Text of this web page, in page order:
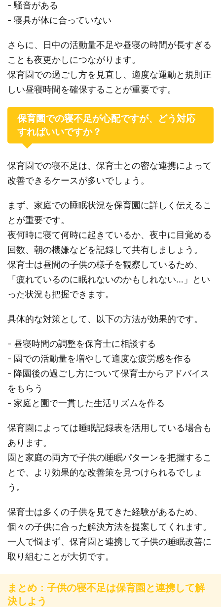
- 騒音がある
- 寝具が体に合っていない
さらに、日中の活動量不足や昼寝の時間が長すぎる
ことも夜更かしにつながります。
保育園での過ごし方を見直し、適度な運動と規則正
しい昼寝時間を確保することが重要です。
保育園での寝不足が心配ですが、どう対応
すればいいですか？
保育園での寝不足は、保育士との密な連携によって
改善できるケースが多いでしょう。
まず、家庭での睡眠状況を保育園に詳しく伝えるこ
とが重要です。
夜何時に寝て何時に起きているか、夜中に目覚める
回数、朝の機嫌などを記録して共有しましょう。
保育士は昼間の子供の様子を観察しているため、
「疲れているのに眠れないのかもしれない…」とい
った状況も把握できます。
具体的な対策として、以下の方法が効果的です。
- 昼寝時間の調整を保育士に相談する
- 園での活動量を増やして適度な疲労感を作る
- 降園後の過ごし方について保育士からアドバイス
をもらう
- 家庭と園で一貫した生活リズムを作る
保育園によっては睡眠記録表を活用している場合も
あります。
園と家庭の両方で子供の睡眠パターンを把握するこ
とで、より効果的な改善策を見つけられるでしょ
う。
保育士は多くの子供を見てきた経験があるため、
個々の子供に合った解決方法を提案してくれます。
一人で悩まず、保育園と連携して子供の睡眠改善に
取り組むことが大切です。
まとめ：子供の寝不足は保育園と連携して解
決しよう